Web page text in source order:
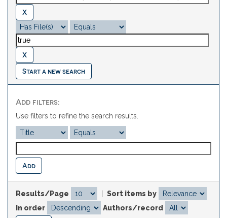
Start a new search
Add filters:
Use filters to refine the search results.
Results/Page
Sort items by
In order
Authors/record